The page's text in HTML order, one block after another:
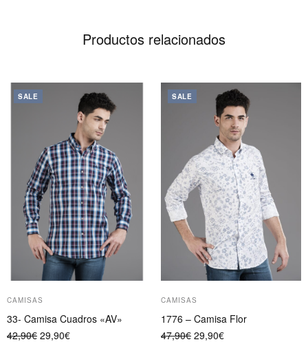
Productos relacionados
SALE
CAMISAS
33- Camisa Cuadros «AV»
42,90€ El
29,90€El
Este
producto
variantes.
opciones
pueden
elegir
la
página
de
producto
SALE
CAMISAS
1776 – Camisa Flor
47,90€ El
29,90€El
Este
producto
variantes.
Las
opciones
se
pueden
elegir
la
página
de
producto